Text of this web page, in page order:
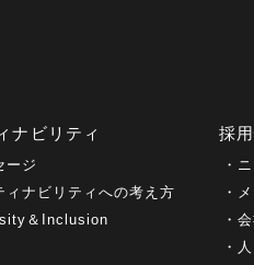
ナビリティ
ージ
ィナビリティへの考え方
＆Inclusion
採